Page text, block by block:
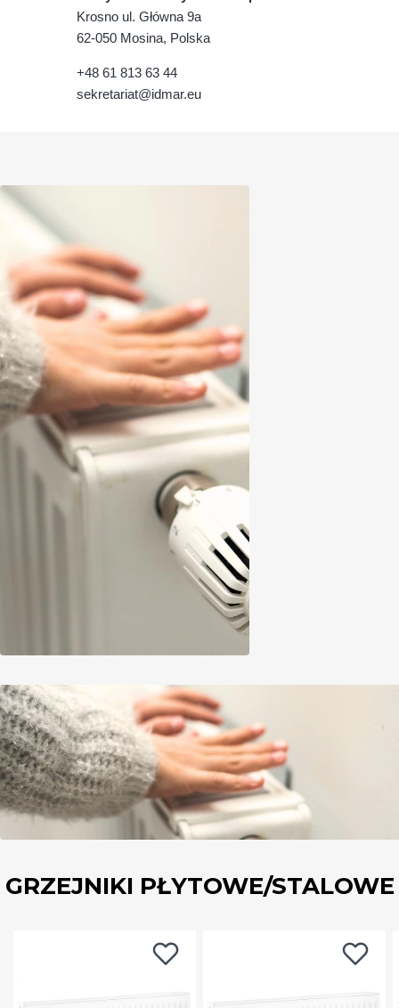
Krosno ul. Główna 9a
62-050 Mosina, Polska
+48 61 813 63 44
sekretariat@idmar.eu
GRZEJNIKI PŁYTOWE/STALOWE